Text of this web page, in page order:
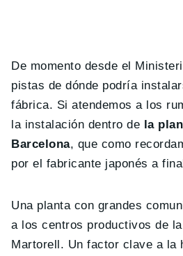
De momento desde el
pistas de dónde podría
fábrica. Si atendemos a los
la instalación dentro de la
Barcelona, que como
por el fabricante japonés a
Una planta con grandes
a los centros productivos de
Martorell. Un factor clave a la